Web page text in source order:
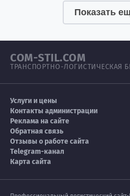
Показать
COM-STIL.COM
ТРАНСПОРТНО-ЛОГИСТИЧЕСКАЯ
Услуги и цены
Контакты администрации
Реклама на сайте
Обратная связь
Отзывы о работе сайта
Telegram-канал
Карта сайта